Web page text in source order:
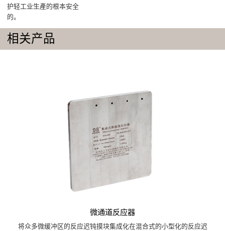
护轻工业生產的根本安全
的。
相关产品
微通道反应器
将众多微缓冲区的反应迟钝摸块集成化在混合式的小型化的反应迟